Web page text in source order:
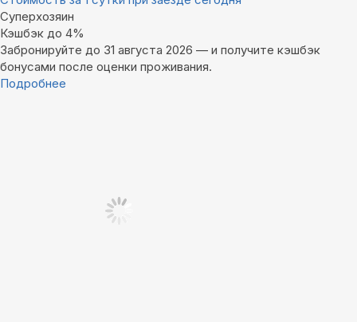
Суперхозяин
Кэшбэк до 4%
Забронируйте до 31 августа 2026 — и получите кэшбэк
бонусами после оценки проживания.
Подробнее